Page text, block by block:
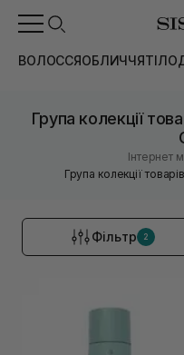
ВОЛОССЯОБЛИЧЧЯТІЛО
Група колекції
Інтернет
Група колекції
Фільтр 2